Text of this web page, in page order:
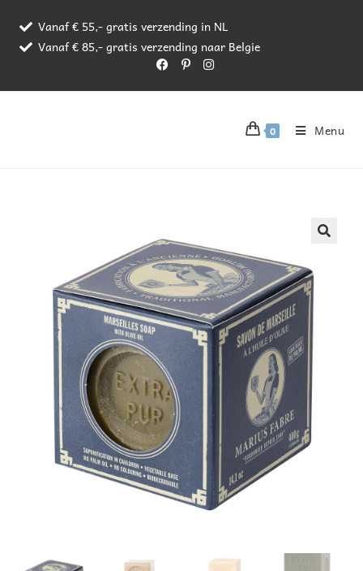
Vanaf € 55,- gratis verzending in NL
Vanaf € 85,- gratis verzending naar Belgie
0 Menu